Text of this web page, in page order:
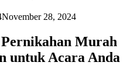
November 28, 2024
Murah
untuk Acara Anda